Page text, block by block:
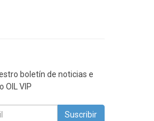
boletín de noticias e
OIL VIP
Suscribir